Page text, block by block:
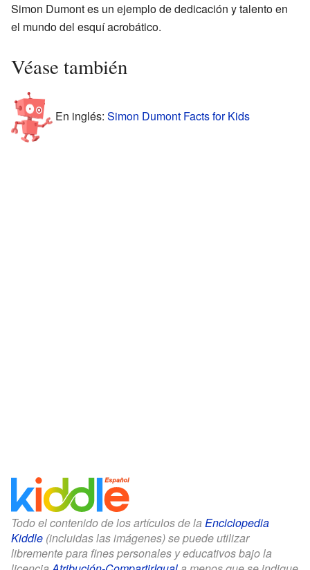
Simon Dumont es un ejemplo de dedicación y talento en
el mundo del esquí acrobático.
Véase también
En inglés: Simon Dumont Facts for Kids
Todo el contenido de los artículos de la Enciclopedia
Kiddle (incluidas las imágenes) se puede utilizar
libremente para fines personales y educativos bajo la